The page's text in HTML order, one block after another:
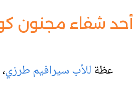
أحد شفاء مجنون
عظةللأب سيرافيم طرزي،